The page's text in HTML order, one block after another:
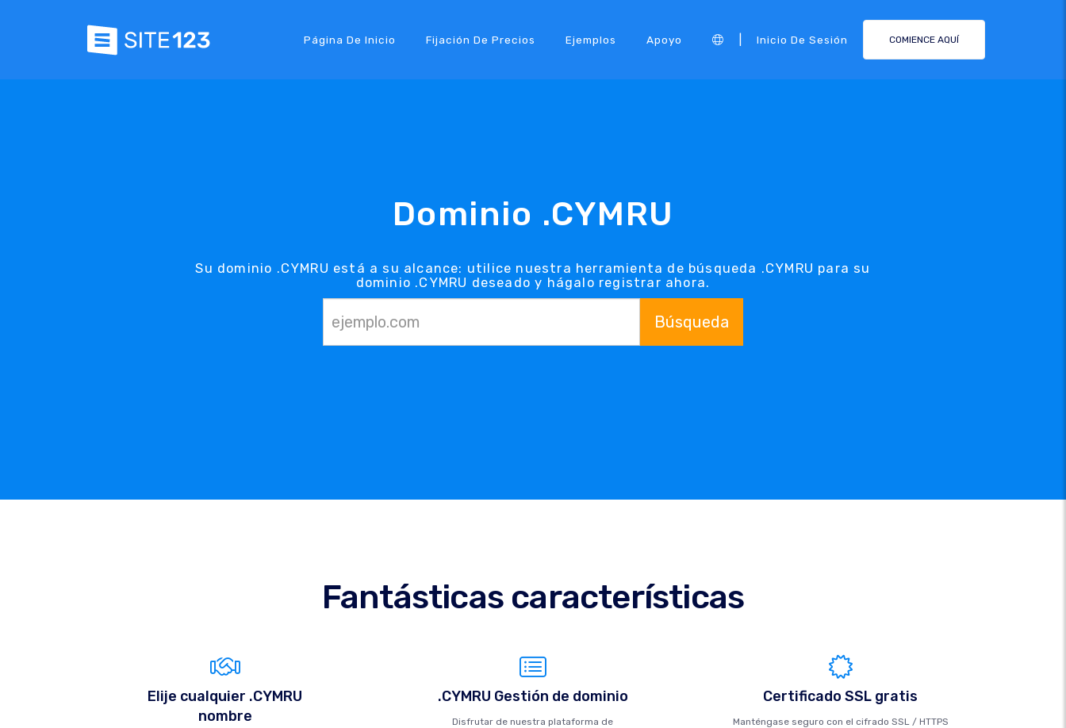
Página De Inicio Fijación De Precios Ejemplos Apoyo Inicio De Sesión COMIENCE AQUÍ
Dominio .CYMRU
Su dominio .CYMRU está a su alcance: utilice nuestra herramienta de búsqueda .CYMRU para su
dominio .CYMRU deseado y hágalo registrar ahora.
Búsqueda
Fantásticas características
Elije cualquier .CYMRU
nombre
.CYMRU Gestión de dominio
Disfrutar de nuestra plataforma de
Certificado SSL gratis
Manténgase seguro con el cifrado SSL / HTTPS